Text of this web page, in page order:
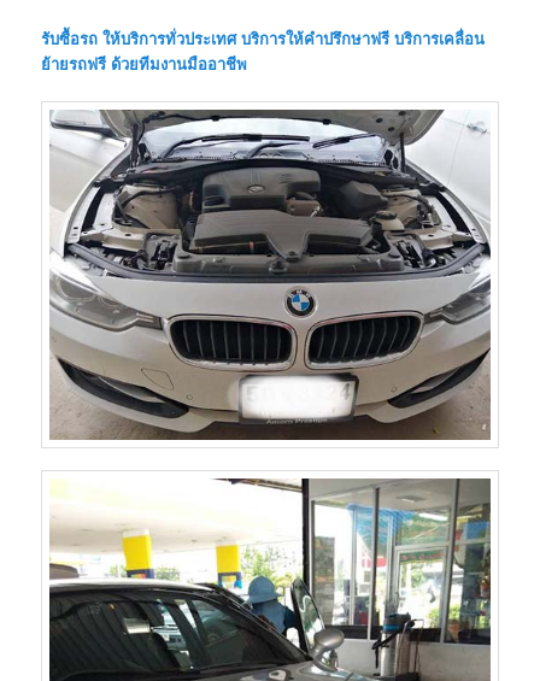
รับซื้อรถ ให้บริการทั่วประเทศ บริการให้คำปรึกษาฟรี บริการเคลื่อน
ย้ายรถฟรี ด้วยทีมงานมืออาชีพ